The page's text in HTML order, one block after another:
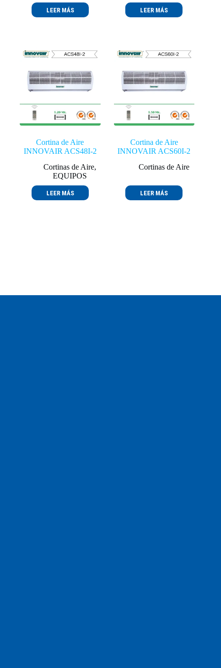
LEER MÁS LEER MÁS
Cortina de Aire
INNOVAIR ACS48I-2
Cortinas de Aire,
EQUIPOS
LEER MÁS
Cortina de Aire
INNOVAIR ACS60I-2
Cortinas de Aire
LEER MÁS